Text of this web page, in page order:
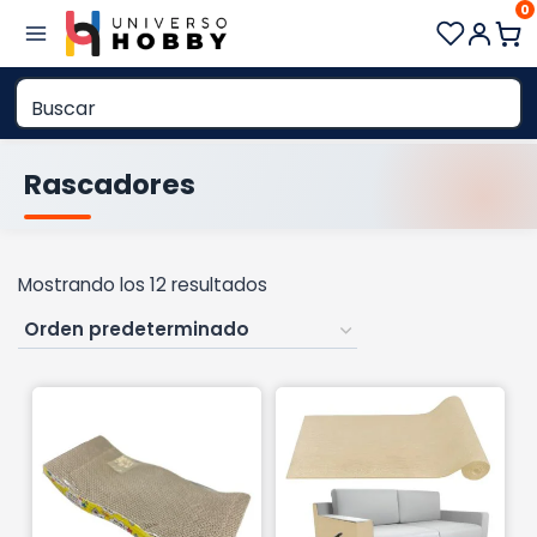
contenido
0
Rascadores
Mostrando los 12 resultados